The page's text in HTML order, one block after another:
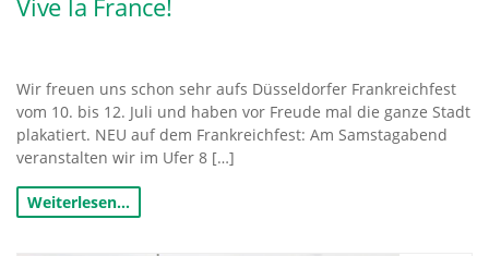
Vive la France!
Wir freuen uns schon sehr aufs Düsseldorfer Frankreichfest
vom 10. bis 12. Juli und haben vor Freude mal die ganze Stadt
plakatiert. NEU auf dem Frankreichfest: Am Samstagabend
veranstalten wir im Ufer 8 […]
Weiterlesen…